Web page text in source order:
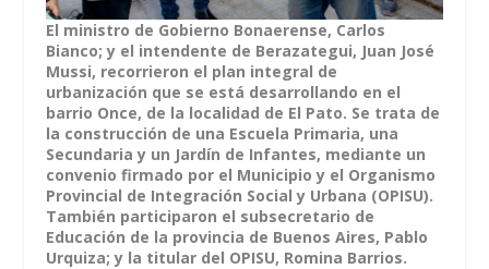
El ministro de Gobierno Bonaerense, Carlos
Bianco; y el intendente de Berazategui, Juan José
Mussi, recorrieron el plan integral de
urbanización que se está desarrollando en el
barrio Once, de la localidad de El Pato. Se trata de
la construcción de una Escuela Primaria, una
Secundaria y un Jardín de Infantes, mediante un
convenio firmado por el Municipio y el Organismo
Provincial de Integración Social y Urbana (OPISU).
También participaron el subsecretario de
Educación de la provincia de Buenos Aires, Pablo
Urquiza; y la titular del OPISU, Romina Barrios.